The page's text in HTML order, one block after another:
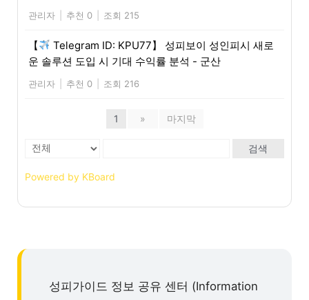
관리자 추천 0 조회 215
【
Telegram ID: KPU77】 성피보이 성인피시 새로
운 솔루션 도입 시 기대 수익률 분석 - 군산
관리자 추천 0 조회 216
1 » 마지막
검색
Powered by KBoard
성피가이드 정보 공유 센터 (Information